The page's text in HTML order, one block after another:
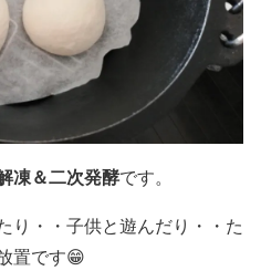
凍＆二次発酵です。
り・・子供と遊んだり・・た
置です😁